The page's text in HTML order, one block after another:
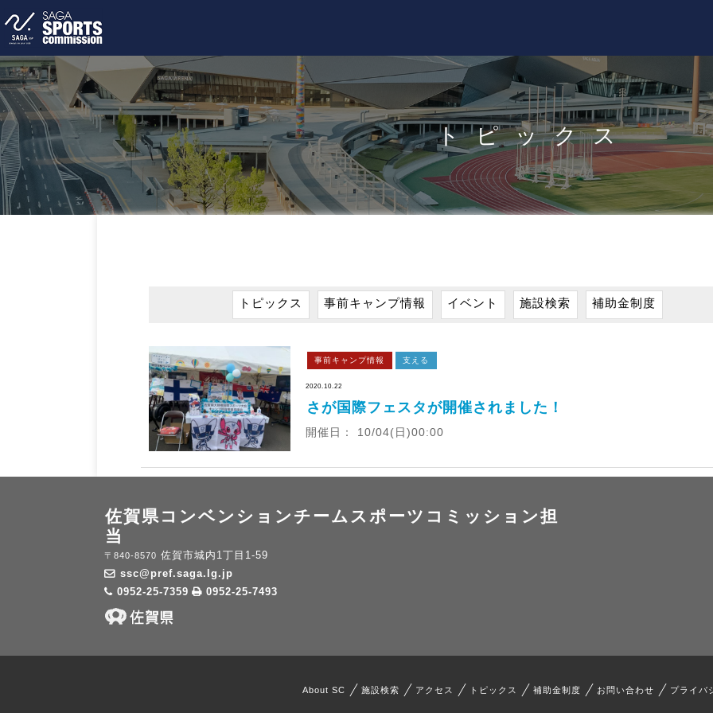
トピックス
トピックス 事前キャンプ情報 イベント 施設検索 補助金制度
事前キャンプ情報 支える
2020.10.22
さが国際フェスタが開催されました！
開催日： 10/04(日)00:00
佐賀県コンベンションチームスポーツコミッション担
当
〒840-8570 佐賀市城内1丁目1-59
ssc@pref.saga.lg.jp
0952-25-7359
0952-25-7493
About SC 施設検索 アクセス トピックス 補助金制度 お問い合わせ プライバ